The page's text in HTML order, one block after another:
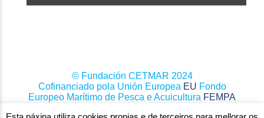
© Fundación CETMAR 2024
Cofinanciado pola Unión Europea EU Fondo
Europeo Marítimo de Pesca e Acuicultura FEMPA